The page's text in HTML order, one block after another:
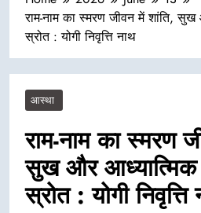
राम-नाम का स्मरण जीवन में शांति,
स्रोत : योगी निवृत्ति नाथ
आस्था
राम-नाम का स्मरण
सुख और आध्यात्मिक
स्रोत : योगी निवृत्ति